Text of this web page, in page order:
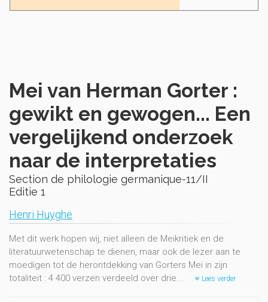
Mei van Herman Gorter :
gewikt en gewogen... Een
vergelijkend onderzoek
naar de interpretaties
Section de philologie germanique-11/II
Editie 1
Henri Huyghe
Met dit werk hopen wij, niet alleen de Meikritiek en de
literatuurwetenschap te dienen, maar ook de lezer aan te
moedigen tot de herontdekking van Gorters Mei in zijn
totaliteit : 4 400 verzen verdeeld over drie...
Lees verder